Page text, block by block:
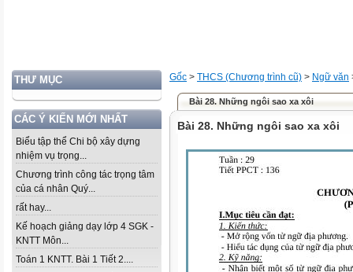
THƯ MỤC
CÁC Ý KIẾN MỚI NHẤT
Biểu tập thể Chi bộ xây dựng
nhiệm vụ trọng...
Chương trình công tác trọng tâm
của cá nhân Quý...
rất hay...
Kế hoạch giảng dạy lớp 4 SGK -
KNTT Môn...
Toán 1 KNTT. Bài 1 Tiết 2....
Gốc > THCS (Chương trình cũ) > Ngữ văn
Bài 28. Những ngôi sao xa xôi
Bài 28. Những ngôi sao xa xôi